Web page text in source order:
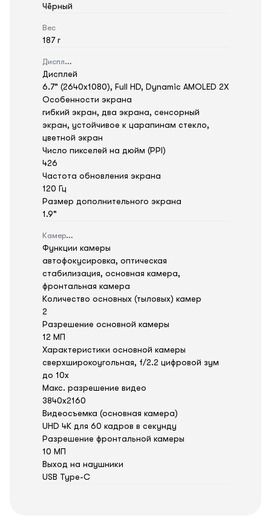
Чёрный
Вес
187 г
Дисплей
Дисплей
6.7" (2640x1080), Full HD, Dynamic AMOLED 2X
Особенности экрана
гибкий экран, два экрана, сенсорный
экран, устойчивое к царапинам стекло,
цветной экран
Число пикселей на дюйм (PPI)
426
Частота обновления экрана
120 Гц
Размер дополнительного экрана
1.9"
Камера
Функции камеры
автофокусировка, оптическая
стабилизация, основная камера,
фронтальная камера
Количество основных (тыловых) камер
2
Разрешение основной камеры
12 МП
Характеристики основной камеры
сверхширокоугольная, f/2.2 цифровой зум
до 10x
Макс. разрешение видео
3840x2160
Видеосъемка (основная камера)
UHD 4K для 60 кадров в секунду
Разрешение фронтальной камеры
10 МП
Выход на наушники
USB Type-C